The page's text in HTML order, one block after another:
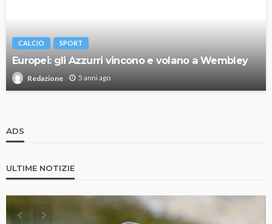
CALCIO SPORT
Europei: gli Azzurri vincono e volano a Wembley
Redazione 5 anni ago
ADS
ULTIME NOTIZIE